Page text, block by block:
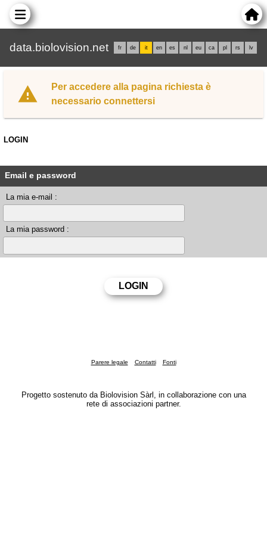
data.biolovision.net fr de it en es nl eu ca pl rs lv
Per accedere alla pagina richiesta è
necessario connettersi
LOGIN
Email e password
La mia e-mail :
La mia password :
Parere legale Contatti Fonti
Progetto sostenuto da Biolovision Sàrl, in collaborazione con una
rete di associazioni partner.